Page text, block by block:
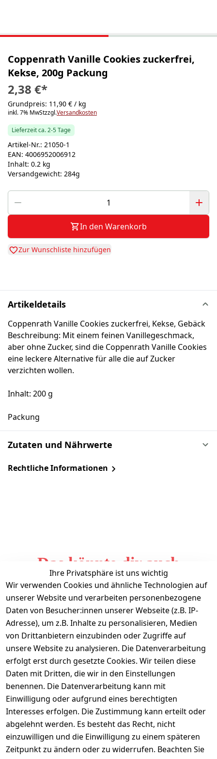
Coppenrath Vanille Cookies zuckerfrei,
Kekse, 200g Packung
2,38 €*
Grundpreis: 11,90 € / kg
inkl. 7% MwStzzgl.Versandkosten
Lieferzeit ca. 2-5 Tage
Artikel-Nr.: 21050-1
EAN: 4006952006912
Inhalt: 0.2 kg
Versandgewicht: 284g
In den Warenkorb
Zur Wunschliste hinzufügen
Artikeldetails
Coppenrath Vanille Cookies zuckerfrei, Kekse, Gebäck
Beschreibung: Mit einem feinen Vanillegeschmack,
aber ohne Zucker, sind die Coppenrath Vanille Cookies
eine leckere Alternative für alle die auf Zucker
verzichten wollen.
Inhalt: 200 g
Packung
Zutaten und Nährwerte
Rechtliche Informationen
Das könnte dir auch
gefallen
Ihre Privatsphäre ist uns wichtig
Wir verwenden Cookies und ähnliche Technologien auf
unserer Website und verarbeiten personenbezogene
Daten von Besucher:innen unserer Webseite (z.B. IP-
Adresse), um z.B. Inhalte zu personalisieren, Medien
von Drittanbietern einzubinden oder Zugriffe auf
unsere Website zu analysieren. Die Datenverarbeitung
erfolgt erst durch gesetzte Cookies. Wir teilen diese
Daten mit Dritten, die wir in den Einstellungen
benennen. Die Datenverarbeitung kann mit
Einwilligung oder aufgrund eines berechtigten
Interesses erfolgen. Die Zustimmung kann erteilt oder
abgelehnt werden. Es besteht das Recht, nicht
einzuwilligen und die Einwilligung zu einem späteren
Zeitpunkt zu ändern oder zu widerrufen. Beachten Sie
Informationen
Mein Konto
Vertrag widerrufen